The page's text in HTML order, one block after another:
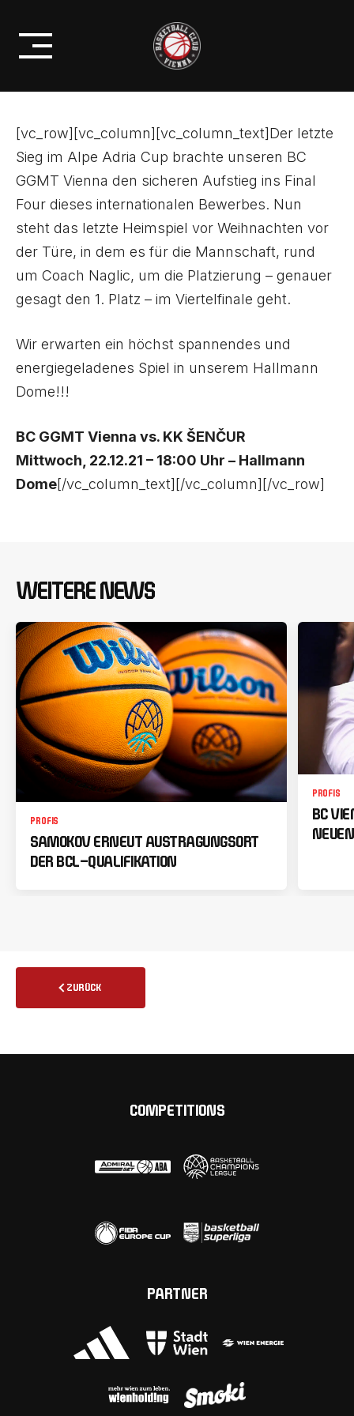
content
DAS LETZTEN HEIMSPIEL VOR
WEIHNACHTEN
[vc_row][vc_column][vc_column_text]Der letzte
Sieg im Alpe Adria Cup brachte unseren BC
GGMT Vienna den sicheren Aufstieg ins Final
Four dieses internationalen Bewerbes. Nun
steht das letzte Heimspiel vor Weihnachten vor
der Türe, in dem es für die Mannschaft, rund
um Coach Naglic, um die Platzierung – genauer
gesagt den 1. Platz – im Viertelfinale geht.
Wir erwarten ein höchst spannendes und
energiegeladenes Spiel in unserem Hallmann
Dome!!!
BC GGMT Vienna vs. KK ŠENČUR
Mittwoch, 22.12.21 – 18:00 Uhr – Hallmann
Dome[/vc_column_text][/vc_column][/vc_row]
WEITERE NEWS
PROFIS
SAMOKOV ERNEUT AUSTRAGUNGSORT
DER BCL-QUALIFIKATION
PROFIS
BC
ZURÜCK
COMPETITIONS
PARTNER